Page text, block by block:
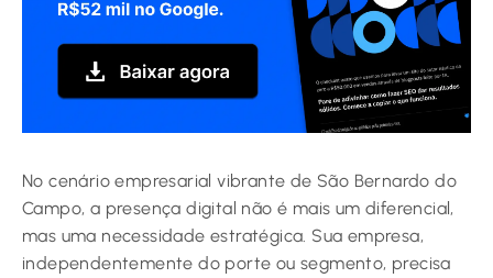
No cenário empresarial vibrante de São Bernardo do
Campo, a presença digital não é mais um diferencial,
mas uma necessidade estratégica. Sua empresa,
independentemente do porte ou segmento, precisa